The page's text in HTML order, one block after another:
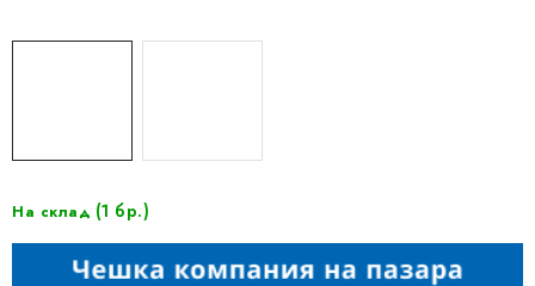
На склад (1 бр.)